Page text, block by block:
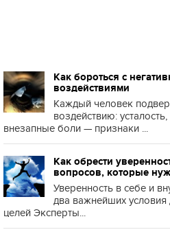
Как бороться с
воздействиями
Каждый человек
воздействию:
внезапные боли — признаки ...
Как обрести
вопросов, которые
Уверенность в себе и
два важнейших условия
целей Эксперты...